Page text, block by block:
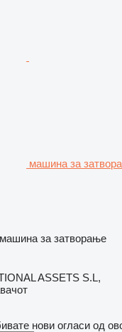
машина за
за затворање
ASSETS S.L,
нови огласи од